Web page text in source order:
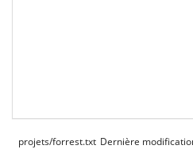
projets/forrest.txt Dernière